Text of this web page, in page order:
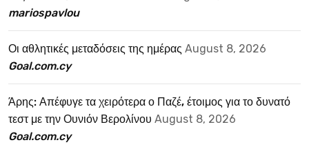
mariospavlou
Οι αθλητικές μεταδόσεις της ημέρας August 8, 2026
Goal.com.cy
Άρης: Απέφυγε τα χειρότερα ο Παζέ, έτοιμος για το δυνατό
τεστ με την Ουνιόν Βερολίνου August 8, 2026
Goal.com.cy